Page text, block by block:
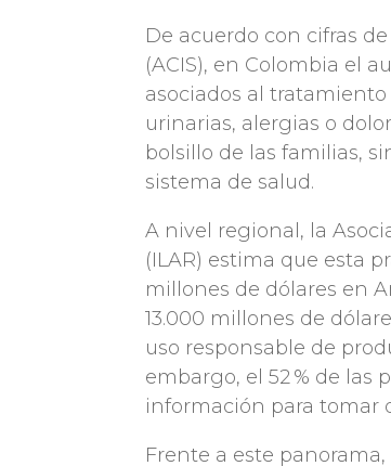
De acuerdo con cifras
(ACIS), en Colombia el
asociados al
urinarias, alergias o
bolsillo de las familias,
sistema de salud.
A nivel regional, la
(ILAR) estima que esta
millones de dólares en
13.000 millones de
uso responsable de
embargo, el 52 % de
información para tomar
Frente a este